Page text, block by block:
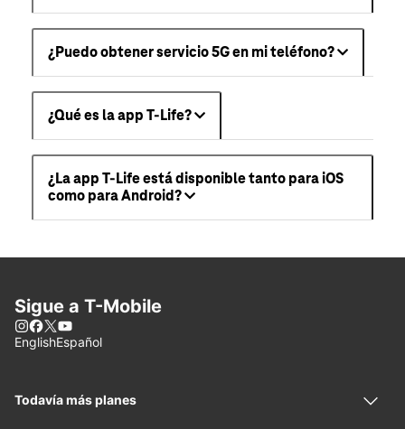
¿Puedo obtener servicio 5G en mi teléfono?
¿Qué es la app T-Life?
¿La app T-Life está disponible tanto para iOS
como para Android?